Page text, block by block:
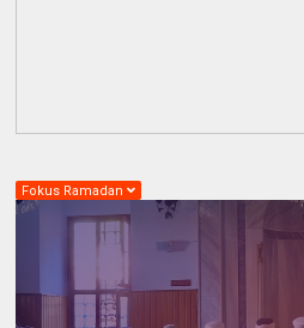
Fokus Ramadan